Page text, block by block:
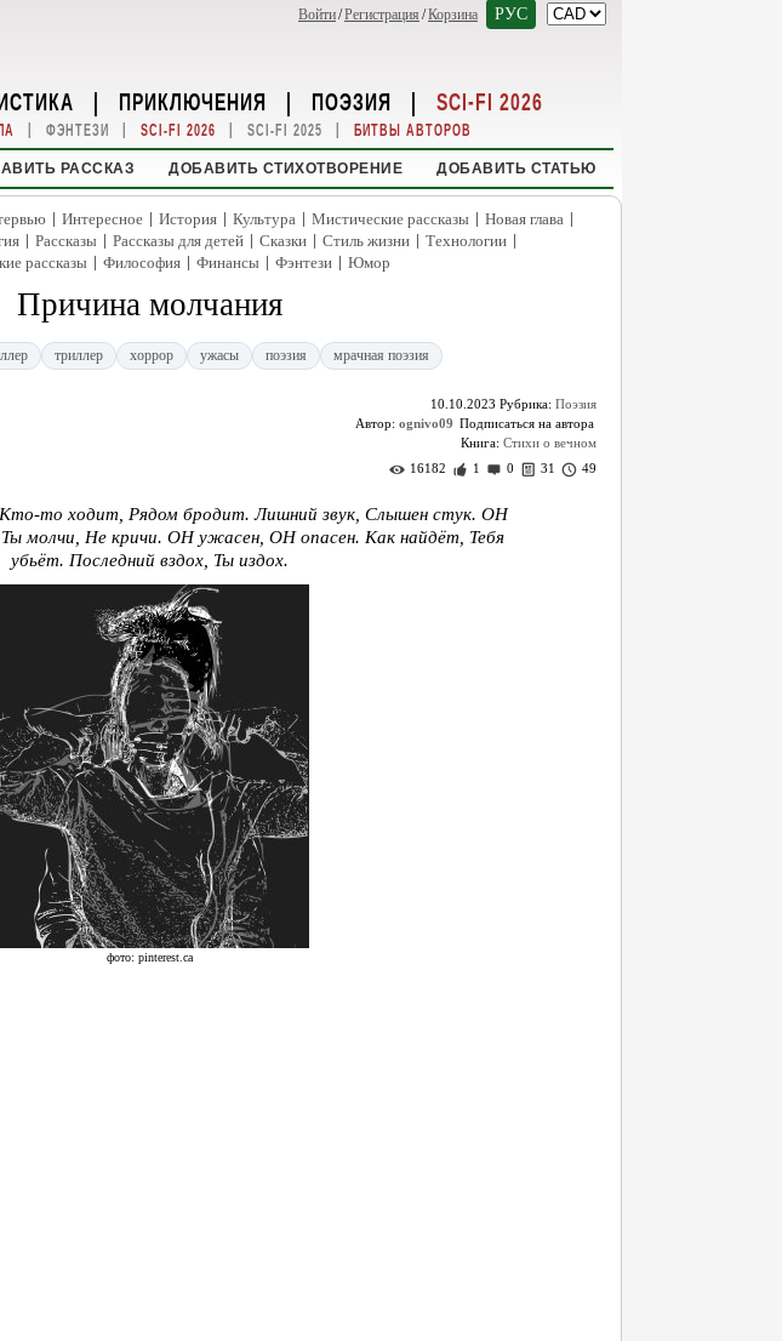
Войти/Регистрация /Корзина РУС
| ПРИКЛЮЧЕНИЯ | ПОЭЗИЯ | SCI-FI 2026
| ФЭНТЕЗИ | SCI-FI 2026 | SCI-FI 2025 | БИТВЫ АВТОРОВ
РАССКАЗ ДОБАВИТЬ СТИХОТВОРЕНИЕ ДОБАВИТЬ СТАТЬЮ
| Интересное | История | Культура | Мистические рассказы | Новая глава |
| Рассказы | Рассказы для детей | Сказки | Стиль жизни | Технологии |
рассказы | Философия | Финансы | Фэнтези | Юмор
Причина молчания
триллер хоррор ужасы поэзия мрачная поэзия
10.10.2023 Рубрика: Поэзия
Автор: ognivo09
Книга: Стихи о вечном
16182
1 0 31 49
то ходит, Рядом бродит. Лишний звук, Слышен стук. ОН
молчи, Не кричи. ОН ужасен, ОН опасен. Как найдёт, Тебя
убьёт. Последний вздох, Ты издох.
фото: pinterest.ca